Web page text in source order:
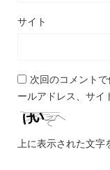
サイト
次回のコメント
ールアドレス、サイ
上に表示された文字